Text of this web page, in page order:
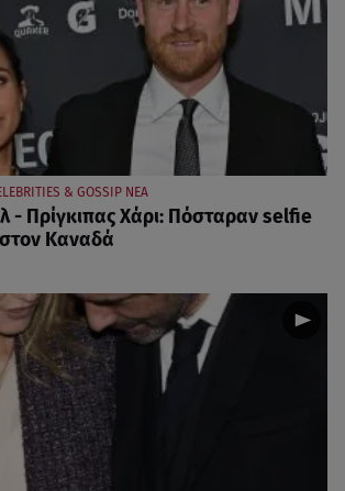
& GOSSIP ΝΕΑ
- Πρίγκιπας Χάρι: Πόσταραν selfie
στον Καναδά